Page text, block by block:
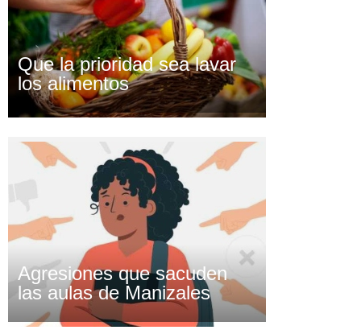
Que la prioridad sea lavar
los alimentos
Agresiones que sacuden
las aulas de Manizales